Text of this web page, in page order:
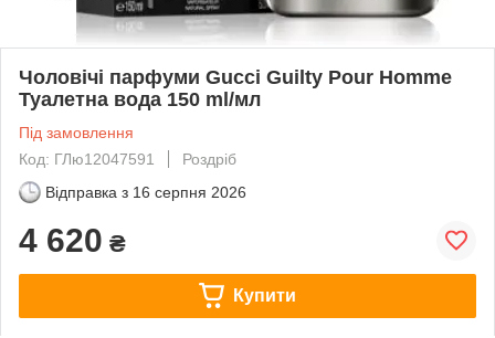
Чоловічі парфуми Gucci Guilty Pour Homme
Туалетна вода 150 ml/мл
Під замовлення
Код: ГЛю12047591
Роздріб
Відправка з 16 серпня 2026
4 620 ₴
Купити